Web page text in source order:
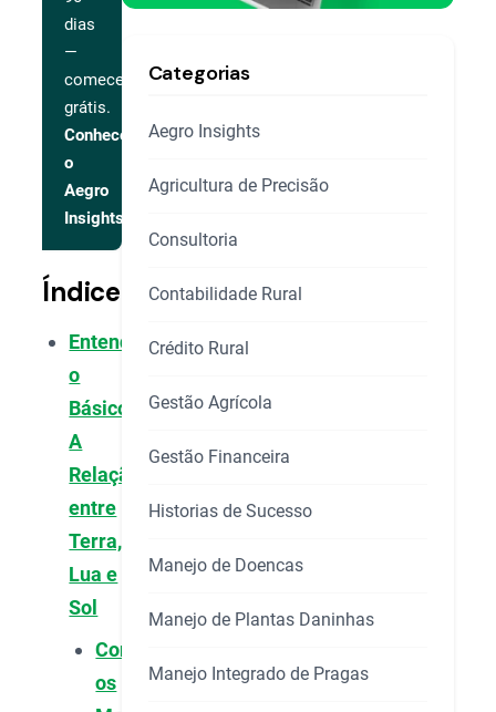
dias
—
comece
grátis.
Conhecer
o
Aegro
Insights
Índice
Entendendo
o
Básico:
A
Relação
entre
Terra,
Lua e
Sol
Como
os
Categorias
Aegro Insights
Agricultura de Precisão
Consultoria
Contabilidade Rural
Crédito Rural
Gestão Agrícola
Gestão Financeira
Historias de Sucesso
Manejo de Doencas
Manejo de Plantas Daninhas
Manejo Integrado de Pragas